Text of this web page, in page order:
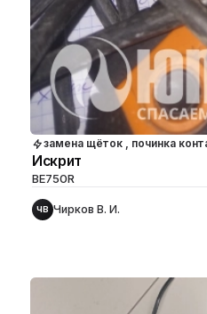
замена щёток , починка
Искрит
BE750R
ЧВ Чирков В. И.